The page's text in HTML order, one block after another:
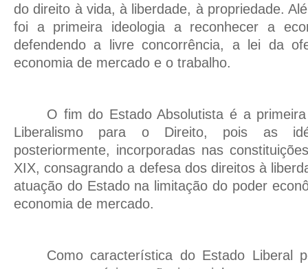
do direito à vida, à liberdade, à propriedade.
foi a primeira ideologia a reconhecer a
defendendo a livre concorrência, a lei da
economia de mercado e o trabalho.
O fim do Estado Absolutista é a
Liberalismo para o Direito, pois as
posteriormente, incorporadas nas
XIX, consagrando a defesa dos direitos à
atuação do Estado na limitação do poder
economia de mercado.
Como característica do Estado Liberal